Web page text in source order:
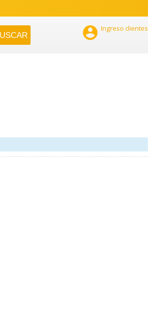
 Ingreso clientes